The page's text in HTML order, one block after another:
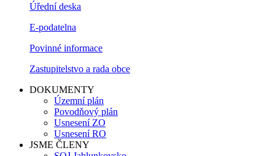
Úřední deska
E-podatelna
Povinné informace
Zastupitelstvo a rada obce
DOKUMENTY
Územní plán
Povodňový plán
Usnesení ZO
Usnesení RO
JSME ČLENY